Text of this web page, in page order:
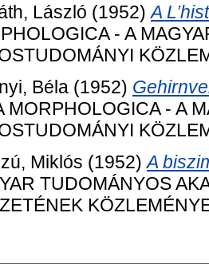
László (1952)A
- A
Béla (1952)
MORPHOLOGICA - A
Miklós (1952)A
TUDOMÁNYOS